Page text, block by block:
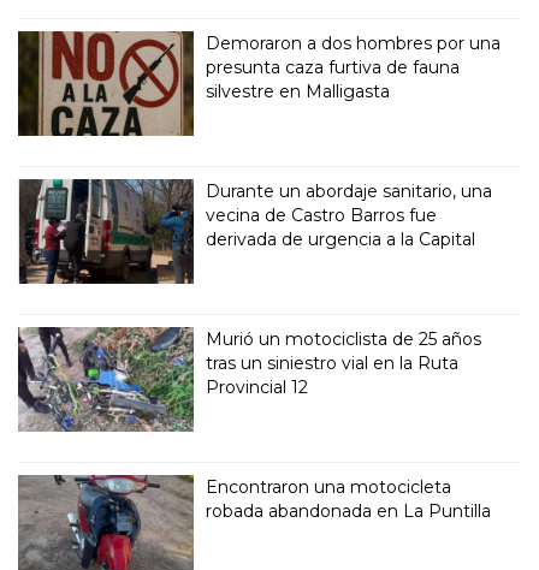
Demoraron a dos hombres por una
presunta caza furtiva de fauna
silvestre en Malligasta
Durante un abordaje sanitario, una
vecina de Castro Barros fue
derivada de urgencia a la Capital
Murió un motociclista de 25 años
tras un siniestro vial en la Ruta
Provincial 12
Encontraron una motocicleta
robada abandonada en La Puntilla